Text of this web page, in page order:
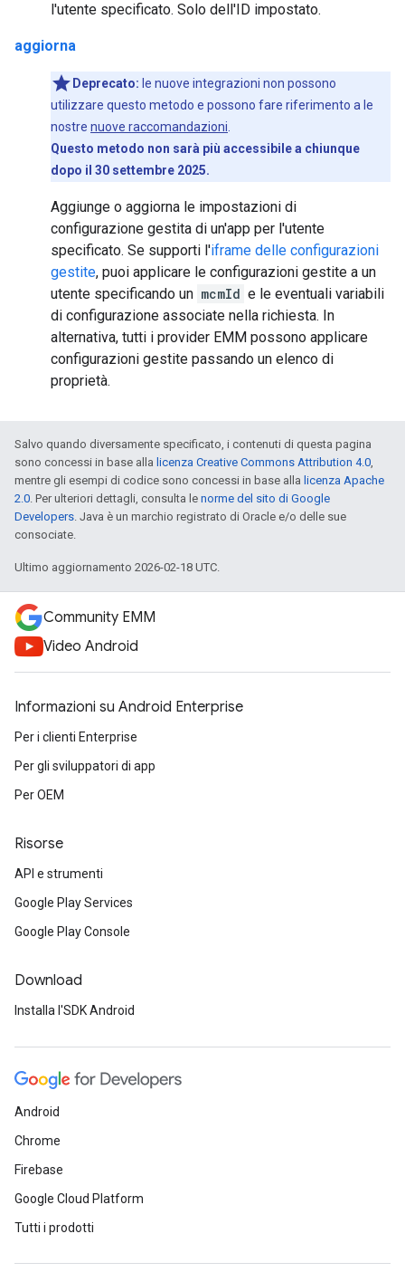
l'utente specificato. Solo dell'ID impostato.
aggiorna
Deprecato: le nuove integrazioni non possono
utilizzare questo metodo e possono fare riferimento a le
nostre nuove raccomandazioni
Questo metodo non sarà più accessibile a chiunque
dopo il 30 settembre 2025.
Aggiunge o aggiorna le impostazioni di
configurazione gestita di un'app per l'utente
specificato. Se supporti l'iframe delle configurazioni
gestite, puoi applicare le configurazioni gestite a un
utente specificando un mcmId e le eventuali variabili
di configurazione associate nella richiesta. In
alternativa, tutti i provider EMM possono applicare
configurazioni gestite passando un elenco di
proprietà.
Salvo quando diversamente specificato, i contenuti di questa pagina
sono concessi in base alla licenza Creative Commons Attribution 4.0,
mentre gli esempi di codice sono concessi in base alla licenza Apache
2.0. Per ulteriori dettagli, consulta le norme del sito di Google
Developers. Java è un marchio registrato di Oracle e/o delle sue
consociate.
Ultimo aggiornamento 2026-02-18 UTC.
Community EMM
Video Android
Informazioni su Android Enterprise
Per i clienti Enterprise
Per gli sviluppatori di app
Per OEM
Risorse
API e strumenti
Google Play Services
Google Play Console
Download
Installa l'SDK Android
Android
Chrome
Firebase
Google Cloud Platform
Tutti i prodotti